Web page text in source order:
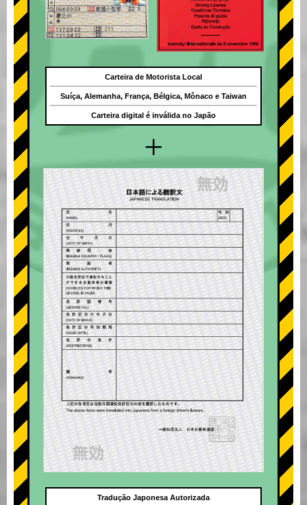
+
Carteira de Motorista Local
Suíça, Alemanha, França, Bélgica, Mônaco e Taiwan
Carteira digital é inválida no Japão
Tradução Japonesa Autorizada